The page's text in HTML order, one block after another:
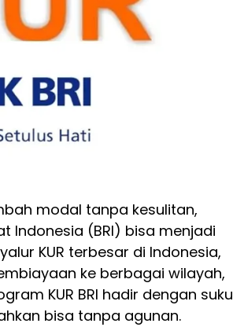
modal tanpa kesulitan,
Indonesia (BRI) bisa menjadi
KUR terbesar di Indonesia,
ke berbagai wilayah,
KUR BRI hadir dengan suku
bisa tanpa agunan.